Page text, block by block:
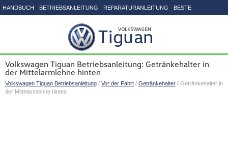
HANDBUCH BETRIEBSANLEITUNG REPARATURANLEITUNG BESTE
Volkswagen Tiguan Betriebsanleitung: Getränkehalter in
der Mittelarmlehne hinten
Volkswagen Tiguan Betriebsanleitung / Vor der Fahrt / Getränkehalter / Getränkehalter in
der Mittelarmlehne hinten